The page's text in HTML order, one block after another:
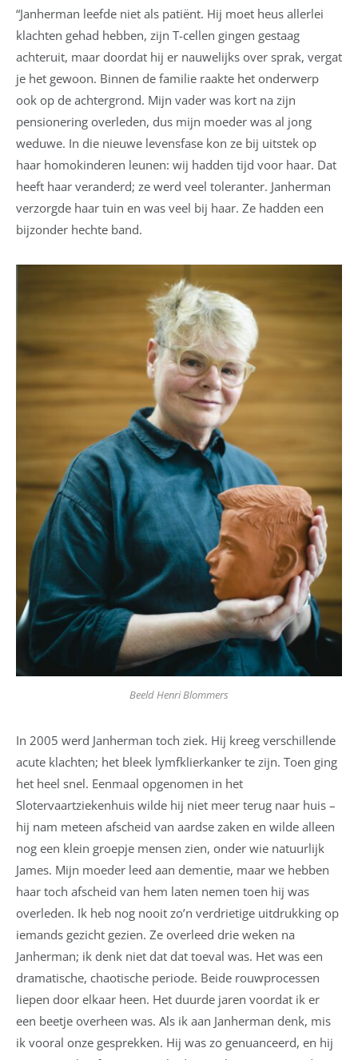
“Janherman leefde niet als patiënt. Hij moet heus allerlei
klachten gehad hebben, zijn T-cellen gingen gestaag
achteruit, maar doordat hij er nauwelijks over sprak, vergat
je het gewoon. Binnen de familie raakte het onderwerp
ook op de achtergrond. Mijn vader was kort na zijn
pensionering overleden, dus mijn moeder was al jong
weduwe. In die nieuwe levensfase kon ze bij uitstek op
haar homokinderen leunen: wij hadden tijd voor haar. Dat
heeft haar veranderd; ze werd veel toleranter. Janherman
verzorgde haar tuin en was veel bij haar. Ze hadden een
bijzonder hechte band.
Beeld Henri Blommers
In 2005 werd Janherman toch ziek. Hij kreeg verschillende
acute klachten; het bleek lymfklierkanker te zijn. Toen ging
het heel snel. Eenmaal opgenomen in het
Slotervaartziekenhuis wilde hij niet meer terug naar huis –
hij nam meteen afscheid van aardse zaken en wilde alleen
nog een klein groepje mensen zien, onder wie natuurlijk
James. Mijn moeder leed aan dementie, maar we hebben
haar toch afscheid van hem laten nemen toen hij was
overleden. Ik heb nog nooit zo’n verdrietige uitdrukking op
iemands gezicht gezien. Ze overleed drie weken na
Janherman; ik denk niet dat dat toeval was. Het was een
dramatische, chaotische periode. Beide rouwprocessen
liepen door elkaar heen. Het duurde jaren voordat ik er
een beetje overheen was. Als ik aan Janherman denk, mis
ik vooral onze gesprekken. Hij was zo genuanceerd, en hij